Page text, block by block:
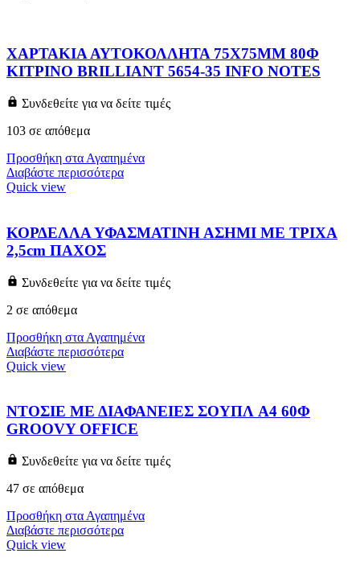
ΧΑΡΤΑΚΙΑ ΑΥΤΟΚΟΛΛΗΤΑ 75X75MM 80Φ
ΚΙΤΡΙΝΟ BRILLIANT 5654-35 INFO NOTES
Συνδεθείτε για να δείτε τιμές
103 σε απόθεμα
Προσθήκη στα Αγαπημένα
Διαβάστε περισσότερα
Quick view
ΚΟΡΔΕΛΛΑ ΥΦΑΣΜΑΤΙΝΗ ΑΣΗΜΙ ΜΕ ΤΡΙΧΑ
2,5cm ΠΑΧΟΣ
Συνδεθείτε για να δείτε τιμές
2 σε απόθεμα
Προσθήκη στα Αγαπημένα
Διαβάστε περισσότερα
Quick view
ΝΤΟΣΙΕ ΜΕ ΔΙΑΦΑΝΕΙΕΣ ΣΟΥΠΛ A4 60Φ
GROOVY OFFICE
Συνδεθείτε για να δείτε τιμές
47 σε απόθεμα
Προσθήκη στα Αγαπημένα
Διαβάστε περισσότερα
Quick view